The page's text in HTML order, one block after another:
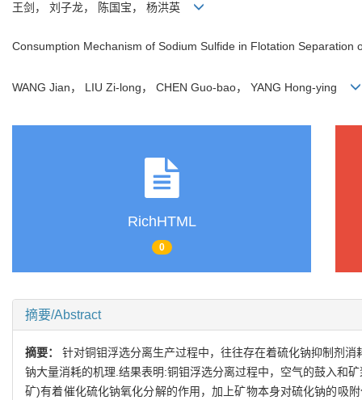
王剑， 刘子龙， 陈国宝， 杨洪英
Consumption Mechanism of Sodium Sulfide in Flotation Separation
WANG Jian， LIU Zi-long， CHEN Guo-bao， YANG Hong-ying
RichHTML
0
摘要/Abstract
摘要： 针对铜钼浮选分离生产过程中，往往存在着硫化钠抑制剂
钠大量消耗的机理.结果表明:铜钼浮选分离过程中，空气的鼓入和
矿)有着催化硫化钠氧化分解的作用，加上矿物本身对硫化钠的吸